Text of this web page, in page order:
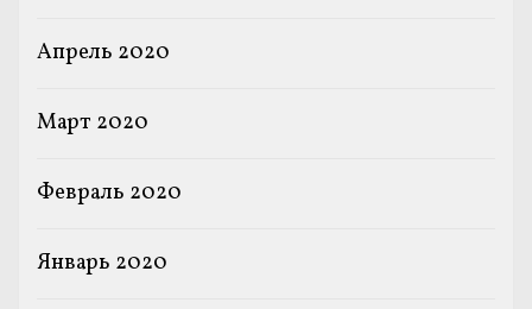
Апрель 2020
Март 2020
Февраль 2020
Январь 2020